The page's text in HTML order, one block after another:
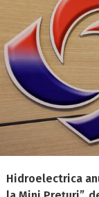
Hidroelectrica